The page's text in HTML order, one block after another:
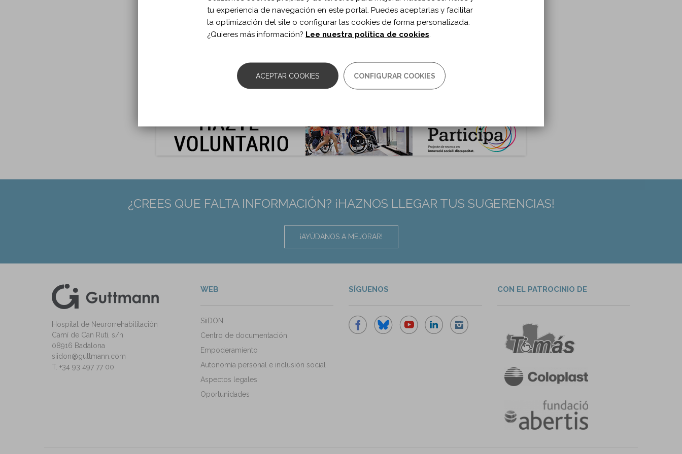
Año publicación: 2016
En:Top Stroke Rehabil. 2016;23(6)
Tipo de documento:Artículo
377-383
10.1179/1074935715Z.00000000058
26431365
¿CREES QUE FALTA INFORMACIÓN? ¡HAZNOS LLEGAR TUS SUGERENCIAS!
¡AYÚDANOS A MEJORAR!
Hospital de Neurorrehabilitación
Camí de Can Ruti, s/n
08916 Badalona
siidon@guttmann.com
T. +34 93 497 77 00
WEB
SiiDON
Centro de documentación
Empoderamiento
Autonomía personal e inclusión social
Aspectos legales
Oportunidades
SÍGUENOS CON EL PATROCINIO DE
tu experiencia de navegación en este portal. Puedes aceptarlas y facilitar
la optimización del site o configurar las cookies de forma personalizada.
¿Quieres más información? Lee nuestra política de cookies
ACEPTAR COOKIES CONFIGURAR COOKIES